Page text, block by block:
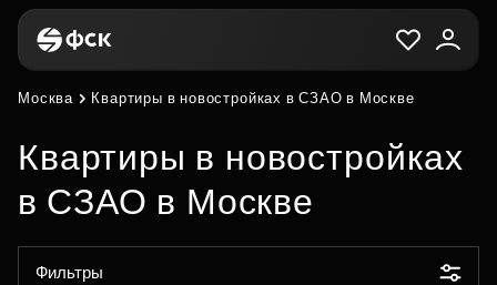
Москва Квартиры в новостройках в СЗАО в Москве
Квартиры в новостройках
в СЗАО в Москве
Фильтры